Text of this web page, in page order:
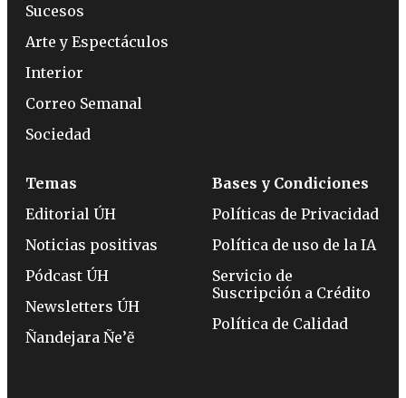
Sucesos
Arte y Espectáculos
Interior
Correo Semanal
Sociedad
Temas
Editorial ÚH
Noticias positivas
Pódcast ÚH
Newsletters ÚH
Ñandejara Ñe’ẽ
Bases y Condiciones
Políticas de Privacidad
Política de uso de la IA
Servicio de
Suscripción a Crédito
Política de Calidad